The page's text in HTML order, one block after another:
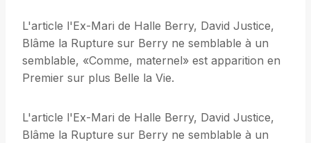
L'article l'Ex-Mari de Halle Berry, David Justice,
Blâme la Rupture sur Berry ne semblable à un
semblable, «Comme, maternel» est apparition en
Premier sur plus Belle la Vie.
L'article l'Ex-Mari de Halle Berry, David Justice,
Blâme la Rupture sur Berry ne semblable à un